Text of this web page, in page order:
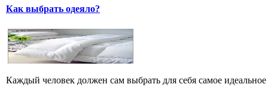
Как выбрать одеяло?
Каждый человек должен сам выбрать для себя самое